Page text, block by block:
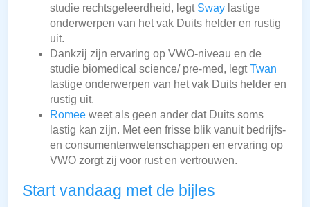
studie rechtsgeleerdheid, legt Sway lastige
onderwerpen van het vak Duits helder en rustig
uit.
Dankzij zijn ervaring op VWO-niveau en de
studie biomedical science/ pre-med, legtTwan
lastige onderwerpen van het vak Duits helder en
rustig uit.
Romee weet als geen ander dat Duits soms
lastig kan zijn. Met een frisse blik vanuit bedrijfs-
en consumentenwetenschappen en ervaring op
VWO zorgt zij voor rust en vertrouwen.
Start vandaag met de bijles